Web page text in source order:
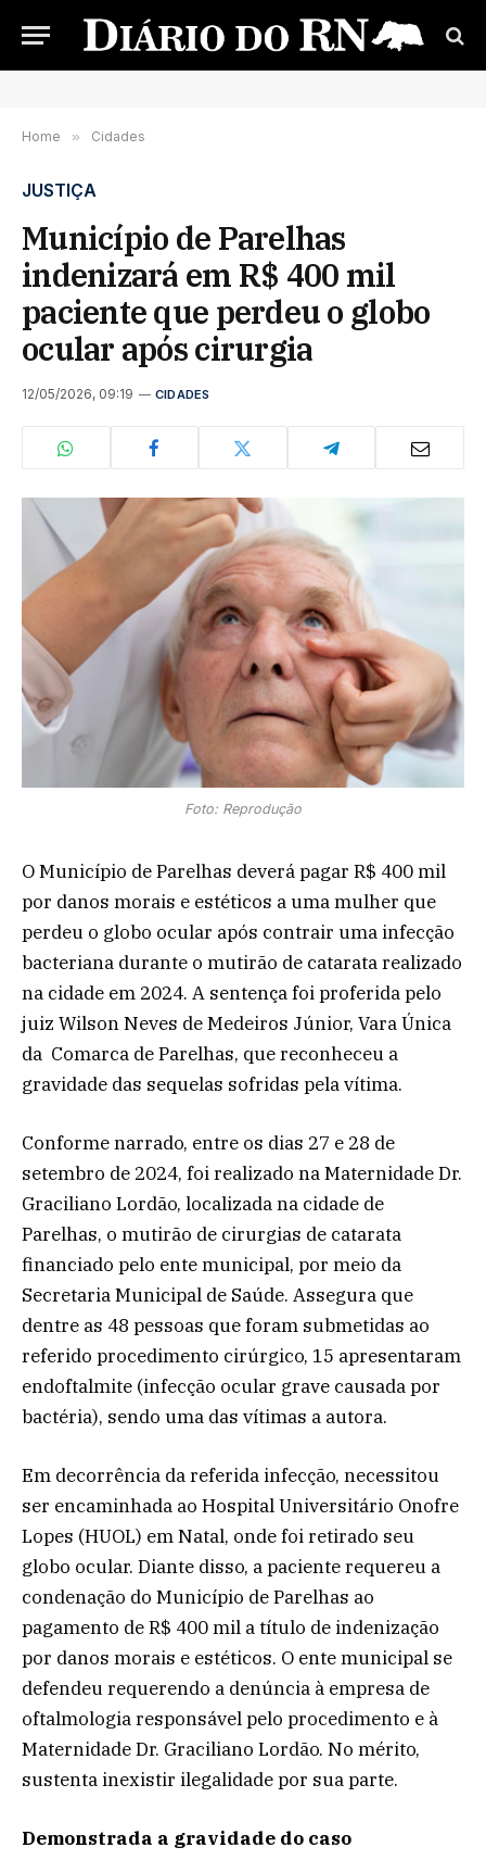
Home » Cidades
JUSTIÇA
Município de Parelhas
indenizará em R$ 400 mil
paciente que perdeu o globo
ocular após cirurgia
12/05/2026, 09:19 CIDADES
Foto: Reprodução
O Município de Parelhas deverá pagar R$ 400 mil
por danos morais e estéticos a uma mulher que
perdeu o globo ocular após contrair uma infecção
bacteriana durante o mutirão de catarata realizado
na cidade em 2024. A sentença foi proferida pelo
juiz Wilson Neves de Medeiros Júnior, Vara Única
da Comarca de Parelhas, que reconheceu a
gravidade das sequelas sofridas pela vítima.
Conforme narrado, entre os dias 27 e 28 de
setembro de 2024, foi realizado na Maternidade Dr.
Graciliano Lordão, localizada na cidade de
Parelhas, o mutirão de cirurgias de catarata
financiado pelo ente municipal, por meio da
Secretaria Municipal de Saúde. Assegura que
dentre as 48 pessoas que foram submetidas ao
referido procedimento cirúrgico, 15 apresentaram
endoftalmite (infecção ocular grave causada por
bactéria), sendo uma das vítimas a autora.
Em decorrência da referida infecção, necessitou
ser encaminhada ao Hospital Universitário Onofre
Lopes (HUOL) em Natal, onde foi retirado seu
globo ocular. Diante disso, a paciente requereu a
condenação do Município de Parelhas ao
pagamento de R$ 400 mil a título de indenização
por danos morais e estéticos. O ente municipal se
defendeu requerendo a denúncia à empresa de
oftalmologia responsável pelo procedimento e à
Maternidade Dr. Graciliano Lordão. No mérito,
sustenta inexistir ilegalidade por sua parte.
Demonstrada a gravidade do caso